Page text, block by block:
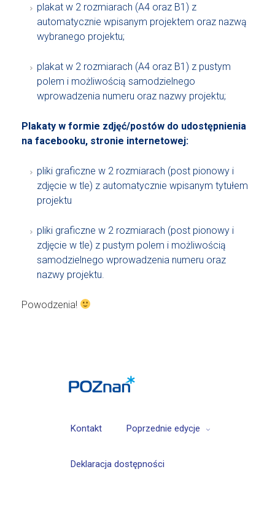
plakat w 2 rozmiarach (A4 oraz B1) z
automatycznie wpisanym projektem oraz nazwą
wybranego projektu;
plakat w 2 rozmiarach (A4 oraz B1) z pustym
polem i możliwością samodzielnego
wprowadzenia numeru oraz nazwy projektu;
Plakaty w formie zdjęć/postów do udostępnienia
na facebooku, stronie internetowej:
pliki graficzne w 2 rozmiarach (post pionowy i
zdjęcie w tle) z automatycznie wpisanym tytułem
projektu
pliki graficzne w 2 rozmiarach (post pionowy i
zdjęcie w tle) z pustym polem i możliwością
samodzielnego wprowadzenia numeru oraz
nazwy projektu.
Powodzenia!
Kontakt Poprzednie edycje
Deklaracja dostępności